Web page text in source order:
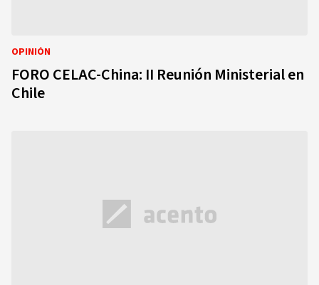
OPINIÓN
FORO CELAC-China: II Reunión Ministerial en
Chile